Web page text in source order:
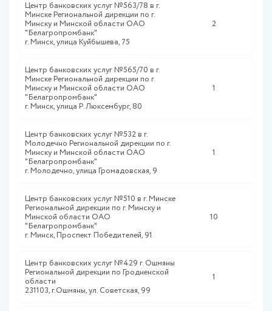
Центр банковских услуг №563/78 в г.
Минске Региональной дирекции по г.
Минску и Минской области ОАО
"Белагропромбанк"
г. Минск, улица Куйбышева, 75
2
Центр банковских услуг №565/70 в г.
Минске Региональной дирекции по г.
Минску и Минской области ОАО
"Белагропромбанк"
г. Минск, улица Р.Люксембург, 80
1
Центр банковских услуг №532 в г.
Молодечно Региональной дирекции по г.
Минску и Минской области ОАО
"Белагропромбанк"
г. Молодечно, улица Громадовская, 9
1
Центр банковских услуг №510 в г. Минске
Региональной дирекции по г. Минску и
Минской области ОАО
"Белагропромбанк"
г. Минск, Проспект Победителей, 91
10
Центр банковских услуг №429 г. Ошмяны
Региональной дирекции по Гродненской
области
231103, г.Ошмяны, ул. Советская, 99
1